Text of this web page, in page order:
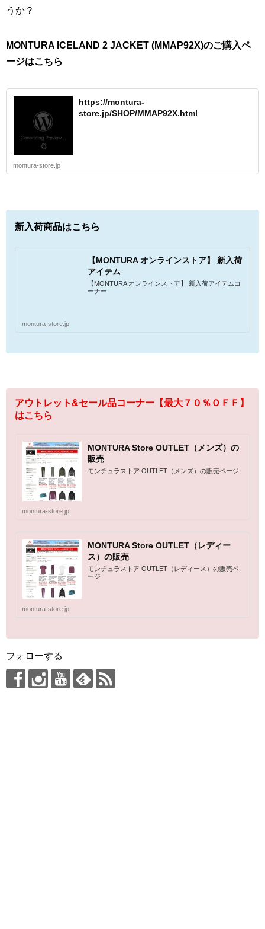
うか？
MONTURA ICELAND 2 JACKET (MMAP92X)のご購入ペ
ージはこちら
https://montura-
store.jp/SHOP/MMAP92X.html
montura-store.jp
新入荷商品はこちら
【MONTURA オンラインストア】 新入荷
アイテム
【MONTURA オンラインストア】 新入荷アイテムコ
ーナー
montura-store.jp
アウトレット&セール品コーナー【最大７０％ＯＦＦ】
はこちら
MONTURA Store OUTLET（メンズ）の
販売
モンチュラストア OUTLET（メンズ）の販売ページ
montura-store.jp
MONTURA Store OUTLET（レディー
ス）の販売
モンチュラストア OUTLET（レディース）の販売ペ
ージ
montura-store.jp
フォローする